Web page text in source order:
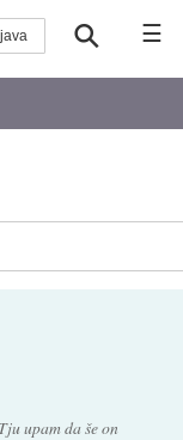
☰
upam da še on